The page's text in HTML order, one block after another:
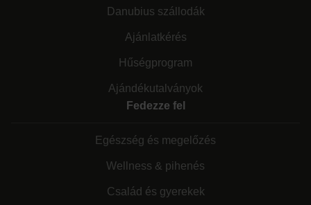
Danubius szállodák
Ajánlatkérés
Hűségprogram
Ajándékutalványok
Fedezze fel
Egészség és megelőzés
Wellness & pihenés
Család és gyerekek